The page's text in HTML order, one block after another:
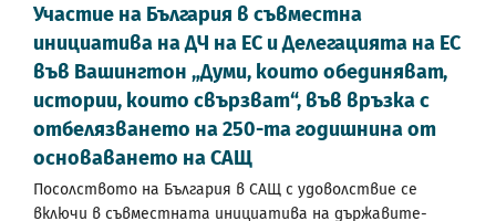
Участие на България в съвместна
инициатива на ДЧ на ЕС и Делегацията на ЕС
във Вашингтон „Думи, които обединяват,
истории, които свързват“, във връзка с
отбелязването на 250-та годишнина от
основаването на САЩ
Посолството на България в САЩ с удоволствие се
включи в съвместната инициатива на държавите-